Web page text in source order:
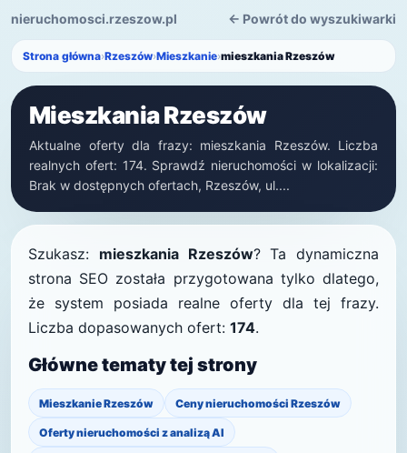
nieruchomosci.rzeszow.pl ← Powrót do wyszukiwarki
Strona główna›Rzeszów›Mieszkanie›mieszkania Rzeszów
Mieszkania Rzeszów
Aktualne oferty dla frazy: mieszkania Rzeszów. Liczba
realnych ofert: 174. Sprawdź nieruchomości w lokalizacji:
Brak w dostępnych ofertach, Rzeszów, ul....
Szukasz: mieszkania Rzeszów? Ta dynamiczna
strona SEO została przygotowana tylko dlatego,
że system posiada realne oferty dla tej frazy.
Liczba dopasowanych ofert: 174.
Główne tematy tej strony
Mieszkanie Rzeszów Ceny nieruchomości Rzeszów
Oferty nieruchomości z analizą AI